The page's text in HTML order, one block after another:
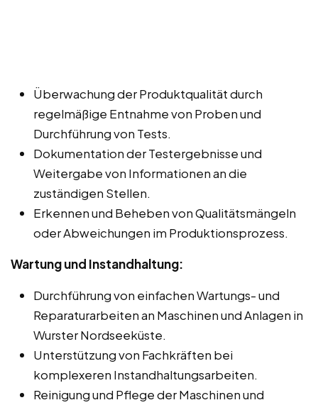
Überwachung der Produktqualität durch
regelmäßige Entnahme von Proben und
Durchführung von Tests.
Dokumentation der Testergebnisse und
Weitergabe von Informationen an die
zuständigen Stellen.
Erkennen und Beheben von Qualitätsmängeln
oder Abweichungen im Produktionsprozess.
Wartung und Instandhaltung:
Durchführung von einfachen Wartungs- und
Reparaturarbeiten an Maschinen und Anlagen in
Wurster Nordseeküste.
Unterstützung von Fachkräften bei
komplexeren Instandhaltungsarbeiten.
Reinigung und Pflege der Maschinen und